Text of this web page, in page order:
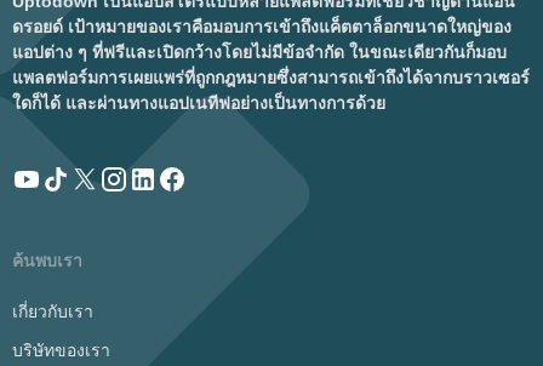
ดรอยด์ เป้าหมายของเราคือมอบการเข้าถึงแค็ตตาล็อกขนาดใหญ่ของ
แอปต่าง ๆ ที่ฟรีและเปิดกว้างโดยไม่มีข้อจำกัด ในขณะเดียวกันก็มอบ
แพลตฟอร์มการเผยแพร่ที่ถูกกฎหมายซึ่งสามารถเข้าถึงได้จากบราวเซอร์
ใดก็ได้ และผ่านทางแอปเนทีฟอย่างเป็นทางการด้วย
ค้นพบเรา
เกี่ยวกับเรา
บริษัทของเรา